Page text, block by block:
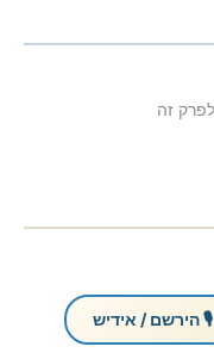
לפרק זה
🎙 הירשם / אידיש